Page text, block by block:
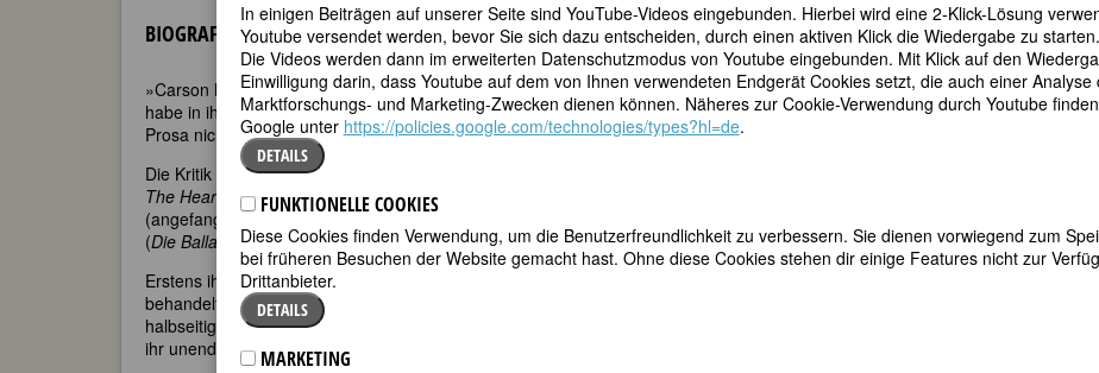
BIOGRAFIE
teilen
»Carson McCullers ist in meinen Augen die bedeutendste Autor/in Amerikas, wenn nicht der Welt. Ich
habe in ihrem Werk eine Dichte und einen Adel des Geistes gefunden, wie es sie seit Melville in unserer
Prosa nicht mehr gegeben hat«, urteilt Tennessee Williams, einer ihrer treusten Freunde.
Die Kritik wollte es anfangs nicht glauben, dass ein Werk von der Reife und Tiefe ihres Erstlingsromans
The Heart is a Lonely Hunter(dt.Das Herz ist ein einsamer Jäger)
(angefangen hatte sie den Roman mit 19). Trotz des frühen Ruhms ist McCullers’ Werk schmal: Vier Romane, zwei Novellen
(Die Ballade vom traurigen CaféundDer Marsch), Gedichte und eine Reihe Kurzgeschichten. Dafür gibt es zwei Gründe:
Erstens ihre schwere Krankheit. Mit 15 bekam sie rheumatisches Fieber, das als Lungenentzündung fehldiagnostiziert und -
behandelt wurde. Die Folge waren früh einsetzende Schlaganfälle. Ab ihrem 29. Lebensjahr war sie, nach drei Schlaganfällen,
halbseitig gelähmt; ihre letzten Lebensjahre verbrachte sie im Rollstuhl oder im Bett, auch der physische Akt des Schreibens fiel
ihr unendlich schwer.
In einigen Beiträgen auf unserer Seite sind YouTube-Videos eingebunden. Hierbei wird eine 2-Klick-Lösung
Youtube versendet werden, bevor Sie sich dazu entscheiden, durch einen aktiven Klick die Wiedergabe zu starten.
Die Videos werden dann im erweiterten Datenschutzmodus von Youtube eingebunden. Mit Klick auf den
Einwilligung darin, dass Youtube auf dem von Ihnen verwendeten Endgerät Cookies setzt, die auch einer
Marktforschungs- und Marketing-Zwecken dienen können. Näheres zur Cookie-Verwendung durch Youtube
Google unter https://policies.google.com/technologies/types?hl=de.
DETAILS
FUNKTIONELLE COOKIES
Diese Cookies finden Verwendung, um die Benutzerfreundlichkeit zu verbessern. Sie dienen vorwiegend zum
bei früheren Besuchen der Website gemacht hast. Ohne diese Cookies stehen dir einige Features nicht zur
Drittanbieter.
DETAILS
MARKETING